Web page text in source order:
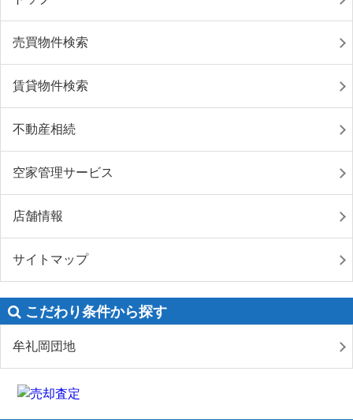
売買物件検索
賃貸物件検索
不動産相続
空家管理サービス
店舗情報
サイトマップ
こだわり条件から探す
牟礼岡団地